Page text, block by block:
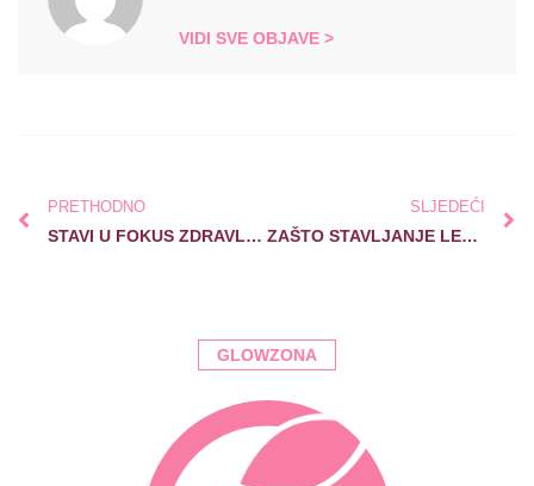
VIDI SVE OBJAVE >
PRETHODNO
STAVI U FOKUS ZDRAVLJE SVOJE KOŽE: LJEPOTA POČINJE IZNUTRA
SLJEDEĆI
ZAŠTO STAVLJANJE LEDA NA LICE MOŽE NAŠKODITI KOŽI?
GLOWZONA